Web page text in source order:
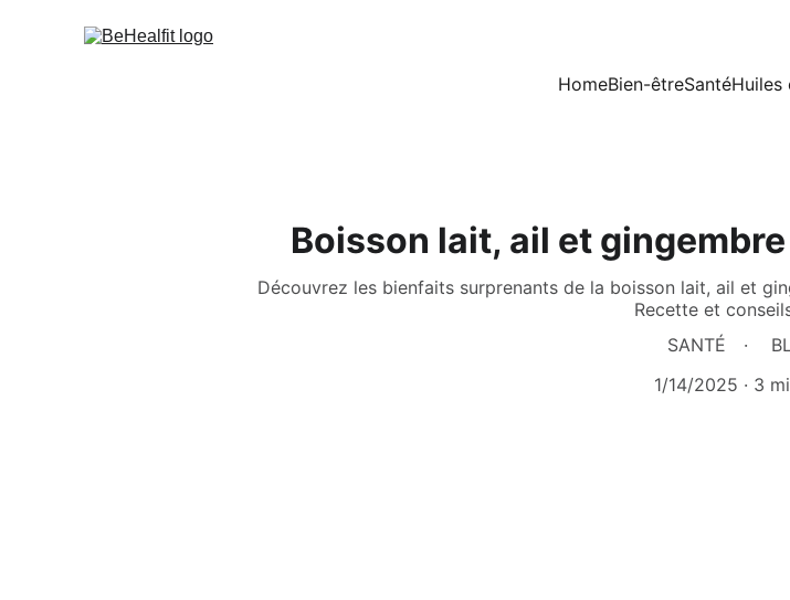
HomeBien-êtreSantéHuiles
Boisson lait, ail et
Découvrez les bienfaits surprenants de la boisson lait, ail et
Recette et
SANTÉ
1/14/2025
3